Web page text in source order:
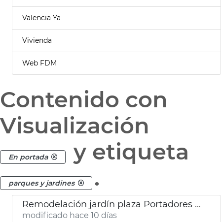
Valencia Ya
Vivienda
Web FDM
Contenido con
Visualización
En portada y etiqueta
parques y jardines .
Remodelación jardín plaza Portadores Virgen María Pinedo
modificado hace 10 días